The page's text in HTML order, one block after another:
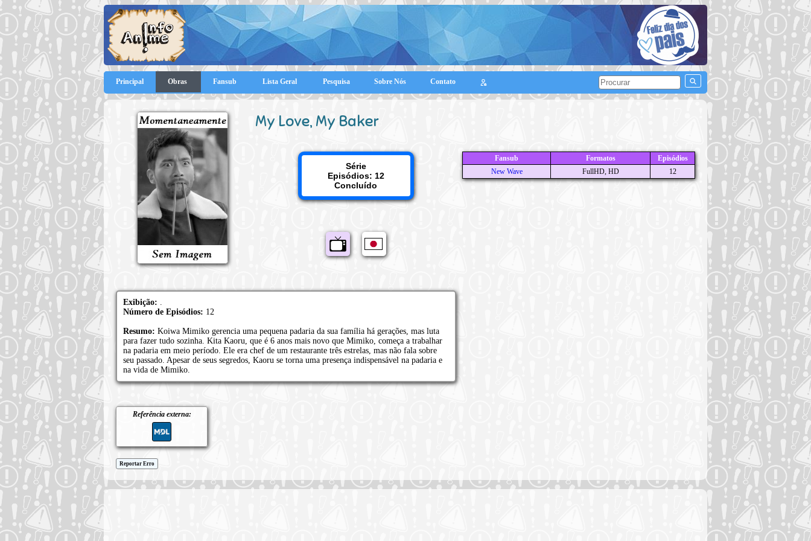
Principal Obras Fansub Lista Geral Pesquisa Sobre Nós Contato
My Love, My Baker
Série
Episódios: 12
Concluído
Fansub Formatos
Episódios
New Wave
FullHD, HD 12
Exibição: .
Número de Episódios: 12
Resumo: Koiwa Mimiko gerencia uma pequena padaria da sua família há gerações, mas luta
para fazer tudo sozinha. Kita Kaoru, que é 6 anos mais novo que Mimiko, começa a trabalhar
na padaria em meio período. Ele era chef de um restaurante três estrelas, mas não fala sobre
seu passado. Apesar de seus segredos, Kaoru se torna uma presença indispensável na padaria e
na vida de Mimiko.
Referência externa:
Reportar Erro